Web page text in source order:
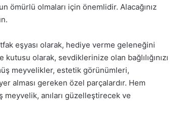
ömürlü olmaları için önemlidir. Alacağınız
eşyası olarak, hediye verme geleneğini
olarak, sevdiklerinize olan bağlılığınızı
meyvelikler, estetik görünümleri,
alması gereken özel parçalardır. Hem
anıları güzelleştirecek ve